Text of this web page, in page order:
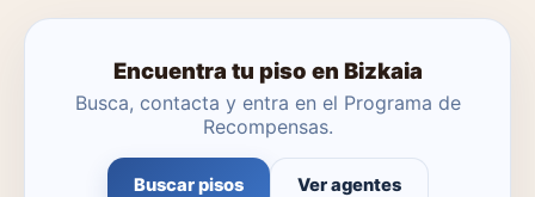
Encuentra tu piso en Bizkaia
Busca, contacta y entra en el Programa de
Recompensas.
Buscar pisos Ver agentes